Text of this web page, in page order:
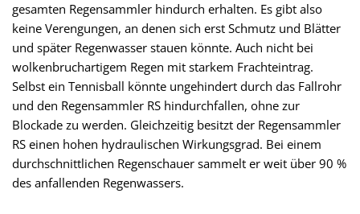
gesamten Regensammler hindurch erhalten. Es gibt also
keine Verengungen, an denen sich erst Schmutz und Blätter
und später Regenwasser stauen könnte. Auch nicht bei
wolkenbruchartigem Regen mit starkem Frachteintrag.
Selbst ein Tennisball könnte ungehindert durch das Fallrohr
und den Regensammler RS hindurchfallen, ohne zur
Blockade zu werden. Gleichzeitig besitzt der Regensammler
RS einen hohen hydraulischen Wirkungsgrad. Bei einem
durchschnittlichen Regenschauer sammelt er weit über 90 %
des anfallenden Regenwassers.